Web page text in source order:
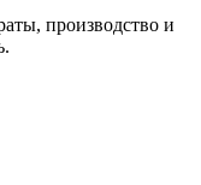
производство и